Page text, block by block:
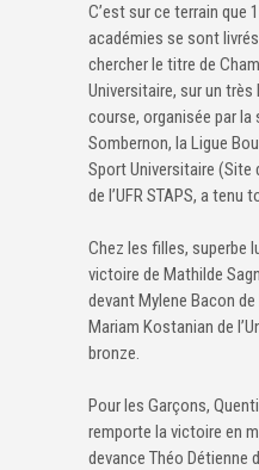
C’est sur ce terrain que
académies se sont
chercher le titre de
Universitaire, sur un très
course, organisée par la
Sombernon, la Ligue
Sport Universitaire (Site
de l’UFR STAPS, a
Chez les filles, superbe
victoire de Mathilde
devant Mylene Bacon de
Mariam Kostanian de
bronze.
Pour les Garçons,
remporte la victoire en
devance Théo Détienne